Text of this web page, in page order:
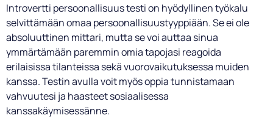
Introvertti persoonallisuus testi on hyödyllinen työkalu
selvittämään omaa persoonallisuustyyppiään. Se ei ole
absoluuttinen mittari, mutta se voi auttaa sinua
ymmärtämään paremmin omia tapojasi reagoida
erilaisissa tilanteissa sekä vuorovaikutuksessa muiden
kanssa. Testin avulla voit myös oppia tunnistamaan
vahvuutesi ja haasteet sosiaalisessa
kanssakäymisessänne.